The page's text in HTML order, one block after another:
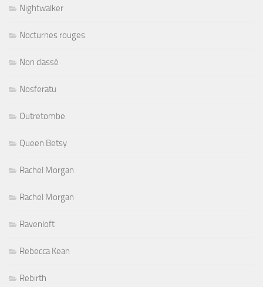
Nightwalker
Nocturnes rouges
Non classé
Nosferatu
Outretombe
Queen Betsy
Rachel Morgan
Rachel Morgan
Ravenloft
Rebecca Kean
Rebirth